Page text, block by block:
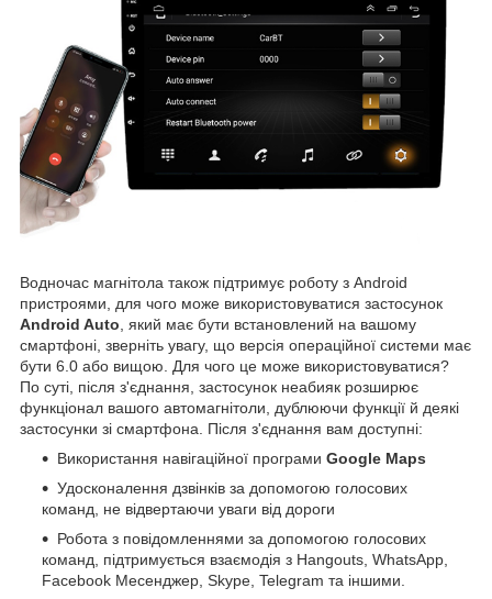
Водночас магнітола також підтримує роботу з Android
пристроями, для чого може використовуватися застосунок
Android Auto , який має бути встановлений на вашому
смартфоні, зверніть увагу, що версія операційної системи має
бути 6.0 або вищою. Для чого це може використовуватися?
По суті, після з'єднання, застосунок неабияк розширює
функціонал вашого автомагнітоли, дублюючи функції й деякі
застосунки зі смартфона. Після з'єднання вам доступні:
Використання навігаційної програми Google Maps
Удосконалення дзвінків за допомогою голосових
команд, не відвертаючи уваги від дороги
Робота з повідомленнями за допомогою голосових
команд, підтримується взаємодія з Hangouts, WhatsApp,
Facebook Месенджер, Skype, Telegram та іншими.